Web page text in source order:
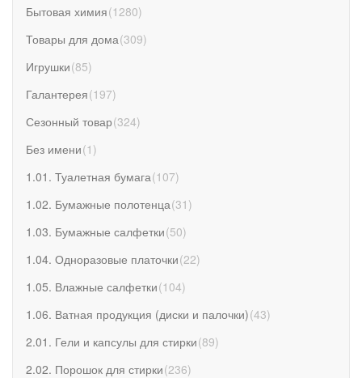
Бытовая химия(1280)
Товары для дома(309)
Игрушки(85)
Галантерея(197)
Сезонный товар(324)
Без имени(1 )
1.01. Туалетная бумага(107)
1.02. Бумажные полотенца(31 )
1.03. Бумажные салфетки(50)
1.04. Одноразовые платочки(22)
1.05. Влажные салфетки(104)
1.06. Ватная продукция (диски и палочки)(43)
2.01. Гели и капсулы для стирки(89)
2.02. Порошок для стирки(236)